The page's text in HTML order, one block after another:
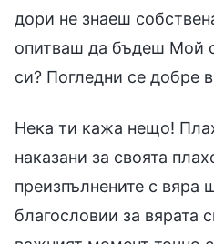
дори не знаеш
опитваш да бъдеш Мой
си? Погледни се добре
Нека ти кажа нещо!
наказани за своята
преизпълнените с вяра
благословии за вярата